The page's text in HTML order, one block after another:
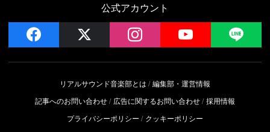
公式アカウント
facebook instagram YouTube
リアルサウンド音楽部とは
編集部・運営情報
記事へのお問い合わせ
広告に関するお問い合わせ 採用情報
プライバシーポリシー
クッキーポリシー